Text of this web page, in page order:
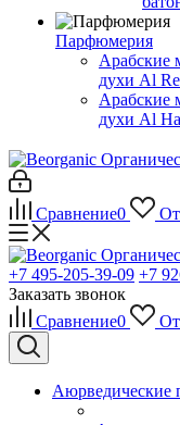
Парфюмерия
Арабские
духи Al
Арабские
духи Al
Сравнение0
+7 495-205-39-09 +7
Заказать звонок
Сравнение0
Аюрведические